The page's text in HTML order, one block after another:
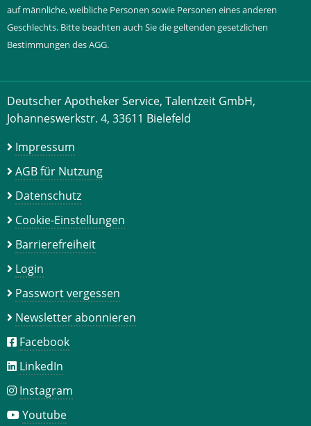
auf männliche, weibliche Personen sowie Personen eines anderen
Geschlechts. Bitte beachten auch Sie die geltenden gesetzlichen
Bestimmungen des AGG.
Deutscher Apotheker Service, Talentzeit GmbH,
Johanneswerkstr. 4, 33611 Bielefeld
Impressum
AGB für Nutzung
Datenschutz
Cookie-Einstellungen
Barrierefreiheit
Login
Passwort vergessen
Newsletter abonnieren
Facebook
LinkedIn
Instagram
Youtube